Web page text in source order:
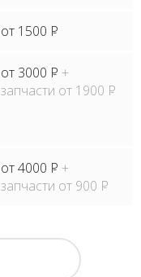
от 1500 P
от 3000 P +
запчасти от 1900 P
от 4000 P +
запчасти от 900 P